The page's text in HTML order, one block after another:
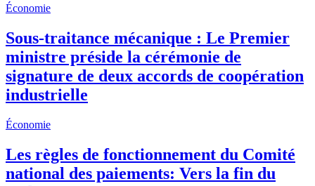
Économie
Sous-traitance mécanique : Le Premier
ministre préside la cérémonie de
signature de deux accords de coopération
industrielle
Économie
Les règles de fonctionnement du Comité
national des paiements: Vers la fin du